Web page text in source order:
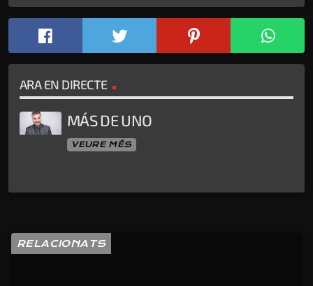
ARA EN DIRECTE
MÁS DE UNO
VEURE MÉS
RELACIONATS